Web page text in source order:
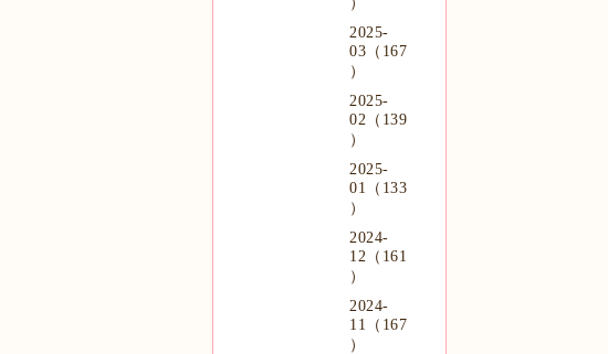
2025-
03（167
）
2025-
02（139
）
2025-
01（133
）
2024-
12（161
）
2024-
11（167
）